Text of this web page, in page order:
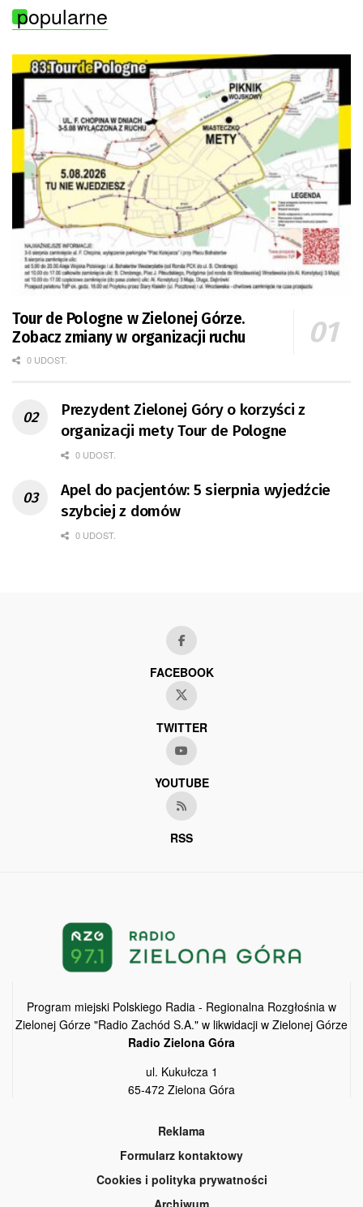
popularne
Tour de Pologne w Zielonej Górze.
Zobacz zmiany w organizacji ruchu
0 UDOST.
Prezydent Zielonej Góry o korzyści z
organizacji mety Tour de Pologne
0 UDOST.
Apel do pacjentów: 5 sierpnia wyjedźcie
szybciej z domów
0 UDOST.
FACEBOOK
TWITTER
YOUTUBE
RSS
Program miejski Polskiego Radia - Regionalna Rozgłośnia w
Zielonej Górze "Radio Zachód S.A." w likwidacji w Zielonej Górze
Radio Zielona Góra
ul. Kukułcza 1
65-472 Zielona Góra
Reklama
Formularz kontaktowy
Cookies i polityka prywatności
Archiwum